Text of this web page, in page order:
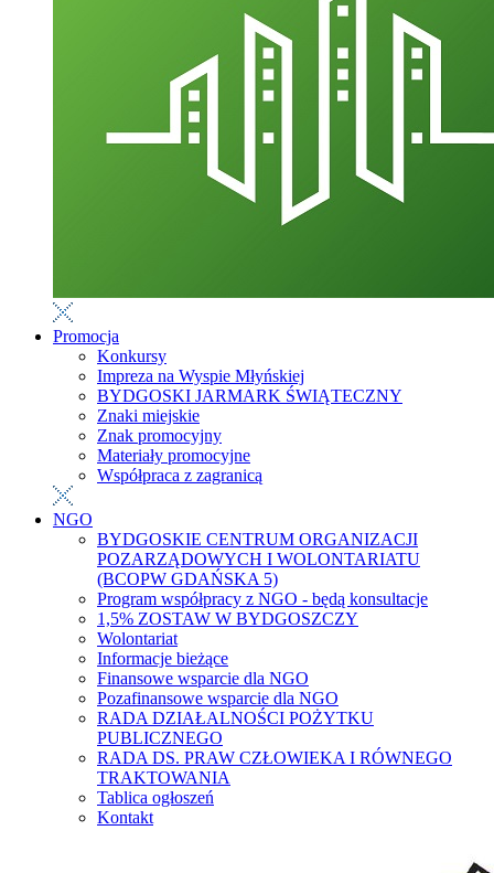
Promocja
Konkursy
Impreza na Wyspie Młyńskiej
BYDGOSKI JARMARK ŚWIĄTECZNY
Znaki miejskie
Znak promocyjny
Materiały promocyjne
Współpraca z zagranicą
NGO
BYDGOSKIE CENTRUM ORGANIZACJI
POZARZĄDOWYCH I WOLONTARIATU
(BCOPW GDAŃSKA 5)
Program współpracy z NGO - będą konsultacje
1,5% ZOSTAW W BYDGOSZCZY
Wolontariat
Informacje bieżące
Finansowe wsparcie dla NGO
Pozafinansowe wsparcie dla NGO
RADA DZIAŁALNOŚCI POŻYTKU
PUBLICZNEGO
RADA DS. PRAW CZŁOWIEKA I RÓWNEGO
TRAKTOWANIA
Tablica ogłoszeń
Kontakt